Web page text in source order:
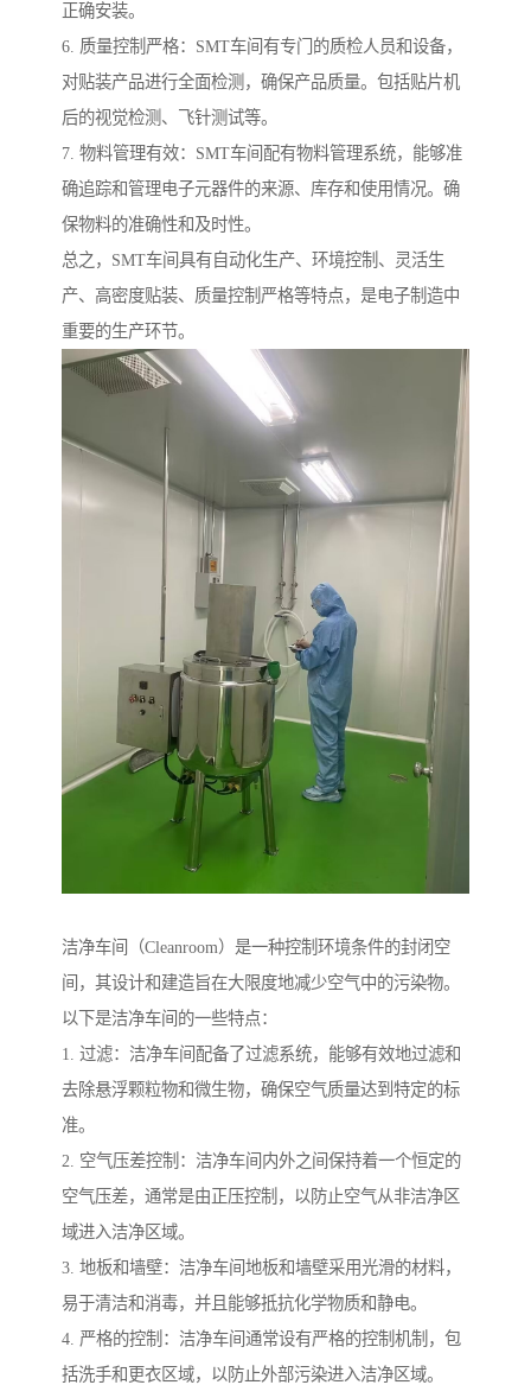
正确安装。
6. 质量控制严格：SMT车间有专门的质检人员和设备，
对贴装产品进行全面检测，确保产品质量。包括贴片机
后的视觉检测、飞针测试等。
7. 物料管理有效：SMT车间配有物料管理系统，能够准
确追踪和管理电子元器件的来源、库存和使用情况。确
保物料的准确性和及时性。
总之，SMT车间具有自动化生产、环境控制、灵活生
产、高密度贴装、质量控制严格等特点，是电子制造中
重要的生产环节。
洁净车间（Cleanroom）是一种控制环境条件的封闭空
间，其设计和建造旨在大限度地减少空气中的污染物。
以下是洁净车间的一些特点：
1. 过滤：洁净车间配备了过滤系统，能够有效地过滤和
去除悬浮颗粒物和微生物，确保空气质量达到特定的标
准。
2. 空气压差控制：洁净车间内外之间保持着一个恒定的
空气压差，通常是由正压控制，以防止空气从非洁净区
域进入洁净区域。
3. 地板和墙壁：洁净车间地板和墙壁采用光滑的材料，
易于清洁和消毒，并且能够抵抗化学物质和静电。
4. 严格的控制：洁净车间通常设有严格的控制机制，包
括洗手和更衣区域，以防止外部污染进入洁净区域。